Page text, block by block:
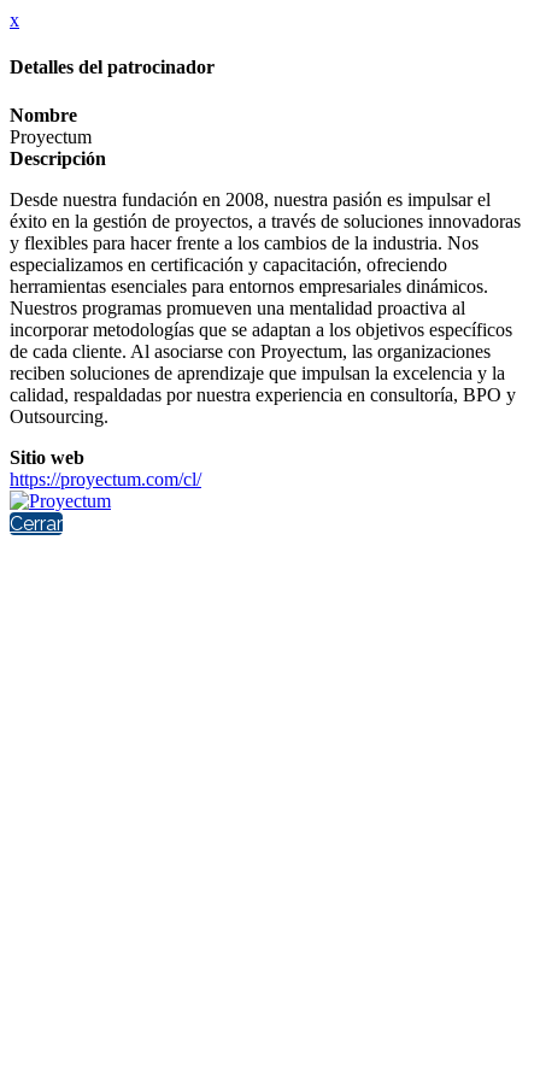
x
Detalles del patrocinador
Nombre
Proyectum
Descripción
Desde nuestra fundación en 2008, nuestra pasión es impulsar el
éxito en la gestión de proyectos, a través de soluciones innovadoras
y flexibles para hacer frente a los cambios de la industria. Nos
especializamos en certificación y capacitación, ofreciendo
herramientas esenciales para entornos empresariales dinámicos.
Nuestros programas promueven una mentalidad proactiva al
incorporar metodologías que se adaptan a los objetivos específicos
de cada cliente. Al asociarse con Proyectum, las organizaciones
reciben soluciones de aprendizaje que impulsan la excelencia y la
calidad, respaldadas por nuestra experiencia en consultoría, BPO y
Outsourcing.
Sitio web
https://proyectum.com/cl/
Cerrar